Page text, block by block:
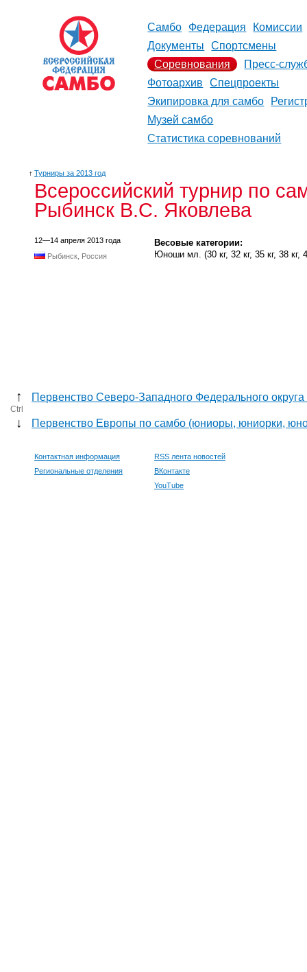
Самбо Федерация
Комиссии
Документы
Спортсмены
Соревнования
Пресс-
Фотоархив
Спецпроекты
Экипировка для самбо
Музей самбо
Статистика соревнований
↑ Турниры за 2013 год
Всероссийский турнир по
Рыбинск В.С. Яковлева
12—14 апреля 2013 года
Рыбинск, Россия
Весовые категории:
Юноши мл. (30 кг, 32 кг, 35 кг, 38 кг,
↑ Первенство Северо-Западного Федерального
Ctrl
↓ Первенство Европы по самбо (юниоры, юниорки,
Контактная информация
Региональные отделения
RSS лента новостей
ВКонтакте
YouTube